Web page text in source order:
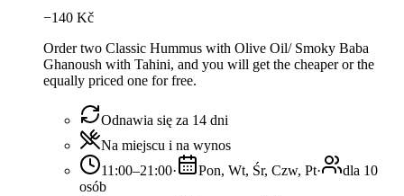
−140 Kč
Order two Classic Hummus with Olive Oil/ Smoky Baba
Ghanoush with Tahini, and you will get the cheaper or the
equally priced one for free.
Odnawia się za 14 dni
Na miejscu i na wynos
11:00–21:00· Pon, Wt, Śr, Czw, Pt·
dla 10
osób